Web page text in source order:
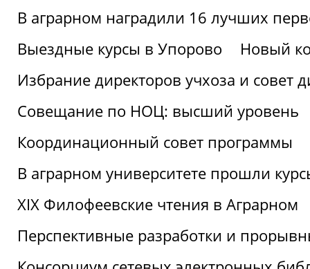
В аграрном наградили 16 лучших
Выездные курсы в Упорово
Новый
Избрание директоров учхоза и совет
Совещание по НОЦ: высший уровень
Координационный совет программы
В аграрном университете прошли
XIX Филофеевские чтения в Аграрном
Перспективные разработки и